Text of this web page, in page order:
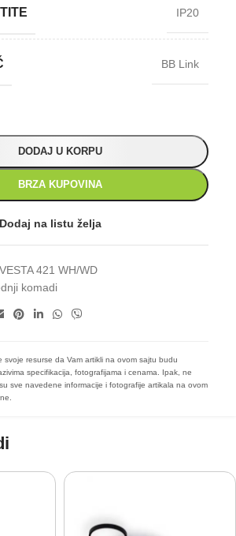
IP20
BB Link
DODAJ U KORPU
BRZA KUPOVINA
Dodaj na listu želja
VESTA 421 WH/WD
komadi
svoje resurse da Vam artikli na ovom sajtu budu
specifikacija, fotografijama i cenama. Ipak, ne
sve navedene informacije i fotografije artikala na ovom